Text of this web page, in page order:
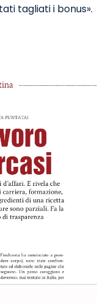
tagliati i bonus».